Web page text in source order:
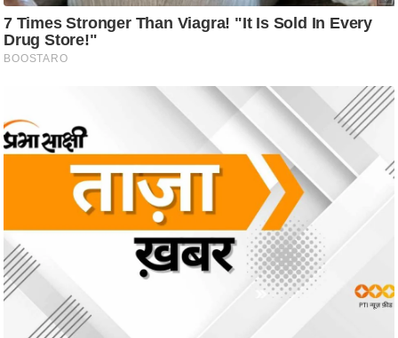
न
स्थ
ल
ट
ने
स
रि
ले
श
शि